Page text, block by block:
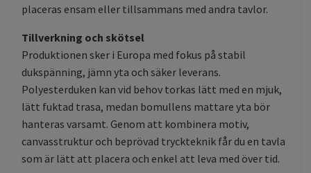
placeras ensam eller tillsammans med andra tavlor.
Tillverkning och skötsel
Produktionen sker i Europa med fokus på stabil
dukspänning, jämn yta och säker leverans.
Polyesterduken kan vid behov torkas lätt med en mjuk,
lätt fuktad trasa, medan bomullens mattare yta bör
hanteras varsamt. Genom att kombinera motiv,
canvasstruktur och beprövad tryckteknik får du en tavla
som är lätt att placera och enkel att leva med över tid.